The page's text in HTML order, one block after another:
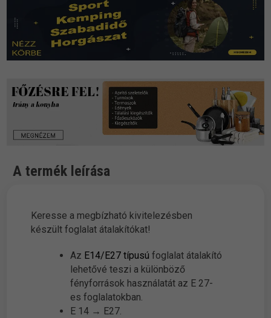
A termék leírása
Keresse a megbízható kivitelezésben
készült foglalat átalakítókat!
Az E14/E27 típusú foglalat átalakító
lehetővé teszi a különböző
fényforrások használatát az E 27-
es foglalatokban.
E 14 → E27.